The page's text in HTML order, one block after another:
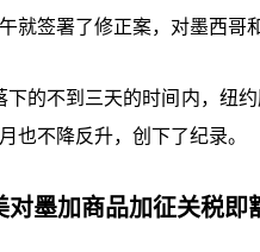
就签署了修正案，对墨西哥
下的不到三天的时间内，纽
也不降反升，创下了纪录。
对墨加商品加征关税即